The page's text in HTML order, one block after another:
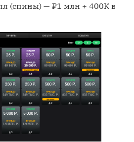
(спины) — ₽1 млн + 400К в